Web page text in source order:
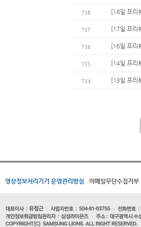
718 [18일 프리
717 [17일 프리
716 [16일 프리
715 [14일 프리
714 [13일 프리
영상정보처리기기 운영관리방침 이메일무단수집거부